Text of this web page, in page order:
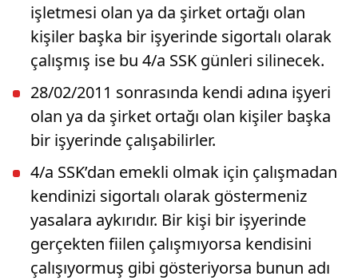
işletmesi olan ya da şirket ortağı olan
kişiler başka bir işyerinde sigortalı olarak
çalışmış ise bu 4/a SSK günleri silinecek.
28/02/2011 sonrasında kendi adına işyeri
olan ya da şirket ortağı olan kişiler başka
bir işyerinde çalışabilirler.
4/a SSK’dan emekli olmak için çalışmadan
kendinizi sigortalı olarak göstermeniz
yasalara aykırıdır. Bir kişi bir işyerinde
gerçekten fiilen çalışmıyorsa kendisini
çalışıyormuş gibi gösteriyorsa bunun adı